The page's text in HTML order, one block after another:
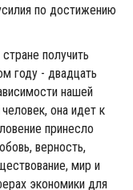
по достижению
получить
году - двадцать
нашей
она идет к
принесло
верность,
мир и
экономики для